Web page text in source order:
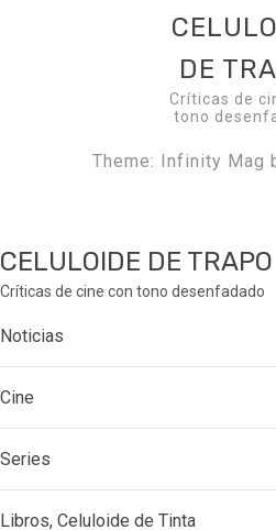
DE
Críticas de
tono
Theme: Infinity Mag
CELULOIDE DE TRAPO
Críticas de cine con tono desenfadado
Noticias
Cine
Series
Libros, Celuloide de Tinta